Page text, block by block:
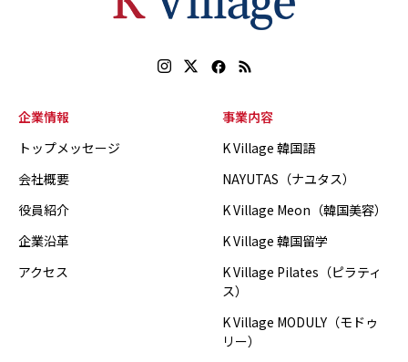
企業情報
トップメッセージ
会社概要
役員紹介
企業沿革
アクセス
事業内容
K Village 韓国語
NAYUTAS（ナユタス）
K Village Meon（韓国美容）
K Village 韓国留学
K Village Pilates（ピラティ
ス）
K Village MODULY（モドゥ
リー）